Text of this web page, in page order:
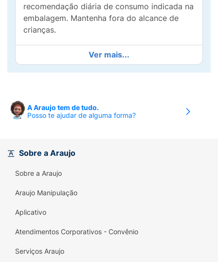
recomendação diária de consumo indicada na
embalagem. Mantenha fora do alcance de
crianças.
Ver mais...
A Araujo tem de tudo.
Posso te ajudar de alguma forma?
Sobre a Araujo
Sobre a Araujo
Araujo Manipulação
Aplicativo
Atendimentos Corporativos - Convênio
Serviços Araujo